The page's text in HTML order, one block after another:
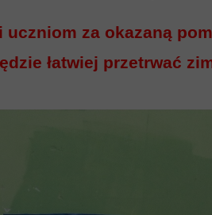
za okazaną
łatwiej przetrwać